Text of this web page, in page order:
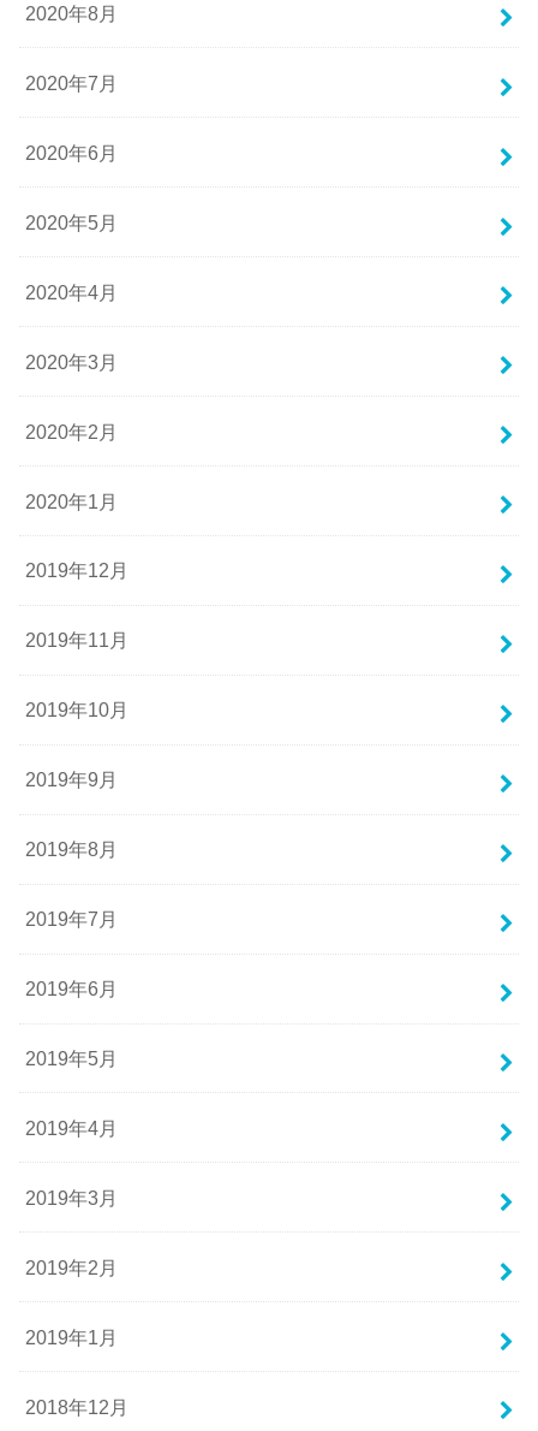
2020年8月
2020年7月
2020年6月
2020年5月
2020年4月
2020年3月
2020年2月
2020年1月
2019年12月
2019年11月
2019年10月
2019年9月
2019年8月
2019年7月
2019年6月
2019年5月
2019年4月
2019年3月
2019年2月
2019年1月
2018年12月